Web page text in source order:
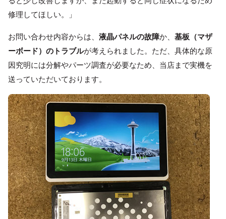
修理してほしい。」
お問い合わせ内容からは、 液晶パネルの故障か、 基板（マザ
ーボード）のトラブルが考えられました。ただ、具体的な原
因究明には分解やパーツ調査が必要なため、当店まで実機を
送っていただいております。